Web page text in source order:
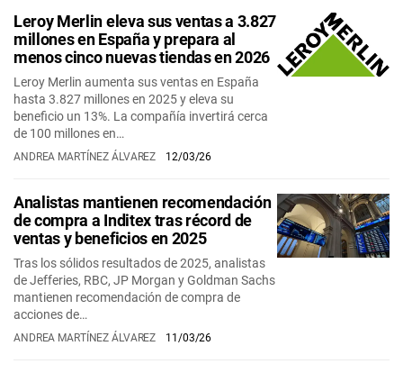
Leroy Merlin eleva sus ventas a 3.827
millones en España y prepara al
menos cinco nuevas tiendas en 2026
Leroy Merlin aumenta sus ventas en España
hasta 3.827 millones en 2025 y eleva su
beneficio un 13%. La compañía invertirá cerca
de 100 millones en…
ANDREA MARTÍNEZ ÁLVAREZ 12/03/26
Analistas mantienen recomendación
de compra a Inditex tras récord de
ventas y beneficios en 2025
Tras los sólidos resultados de 2025, analistas
de Jefferies, RBC, JP Morgan y Goldman Sachs
mantienen recomendación de compra de
acciones de…
ANDREA MARTÍNEZ ÁLVAREZ 11/03/26